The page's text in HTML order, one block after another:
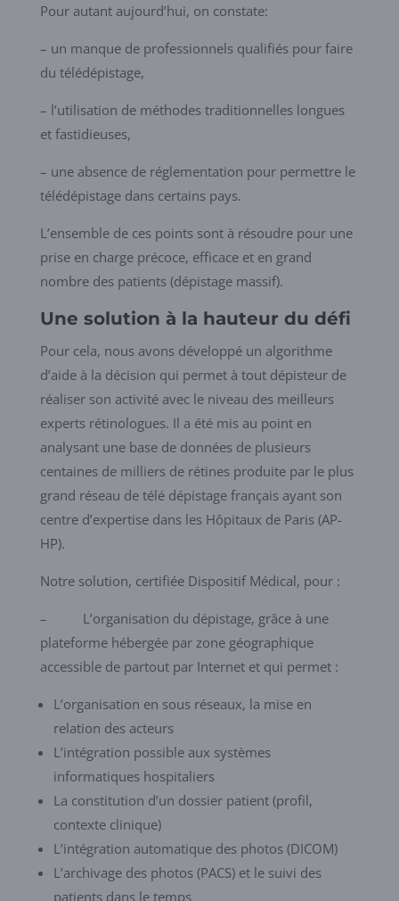
Pour autant aujourd’hui, on constate:
– un manque de professionnels qualifiés pour faire
du télédépistage,
– l’utilisation de méthodes traditionnelles longues
et fastidieuses,
– une absence de réglementation pour permettre le
télédépistage dans certains pays.
L’ensemble de ces points sont à résoudre pour une
prise en charge précoce, efficace et en grand
nombre des patients (dépistage massif).
Une solution à la hauteur du défi
Pour cela, nous avons développé un algorithme
d’aide à la décision qui permet à tout dépisteur de
réaliser son activité avec le niveau des meilleurs
experts rétinologues. Il a été mis au point en
analysant une base de données de plusieurs
centaines de milliers de rétines produite par le plus
grand réseau de télé dépistage français ayant son
centre d’expertise dans les Hôpitaux de Paris (AP-
HP).
Notre solution, certifiée Dispositif Médical, pour :
– L’organisation du dépistage, grâce à une
plateforme hébergée par zone géographique
accessible de partout par Internet et qui permet :
L’organisation en sous réseaux, la mise en
relation des acteurs
L’intégration possible aux systèmes
informatiques hospitaliers
La constitution d’un dossier patient (profil,
contexte clinique)
L’intégration automatique des photos (DICOM)
L’archivage des photos (PACS) et le suivi des
patients dans le temps